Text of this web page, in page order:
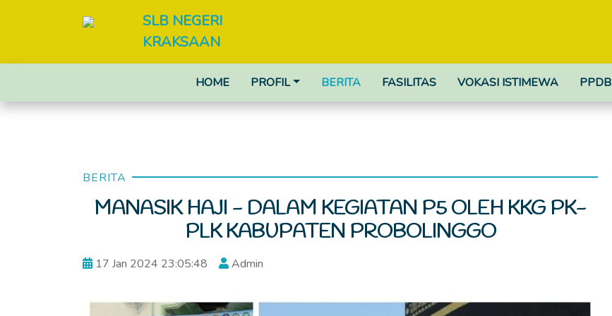
SLB NEGERI
KRAKSAAN
HOME PROFIL BERITA FASILITAS VOKASI ISTIMEWA PPDB
BERITA
MANASIK HAJI - DALAM KEGIATAN P5 OLEH KKG PK-
PLK KABUPATEN PROBOLINGGO
17 Jan 2024 23:05:48 Admin